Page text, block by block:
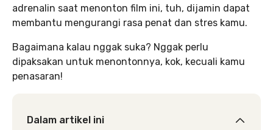
adrenalin saat menonton film ini, tuh, dijamin dapat
membantu mengurangi rasa penat dan stres kamu.
Bagaimana kalau nggak suka? Nggak perlu
dipaksakan untuk menontonnya, kok, kecuali kamu
penasaran!
Dalam artikel ini